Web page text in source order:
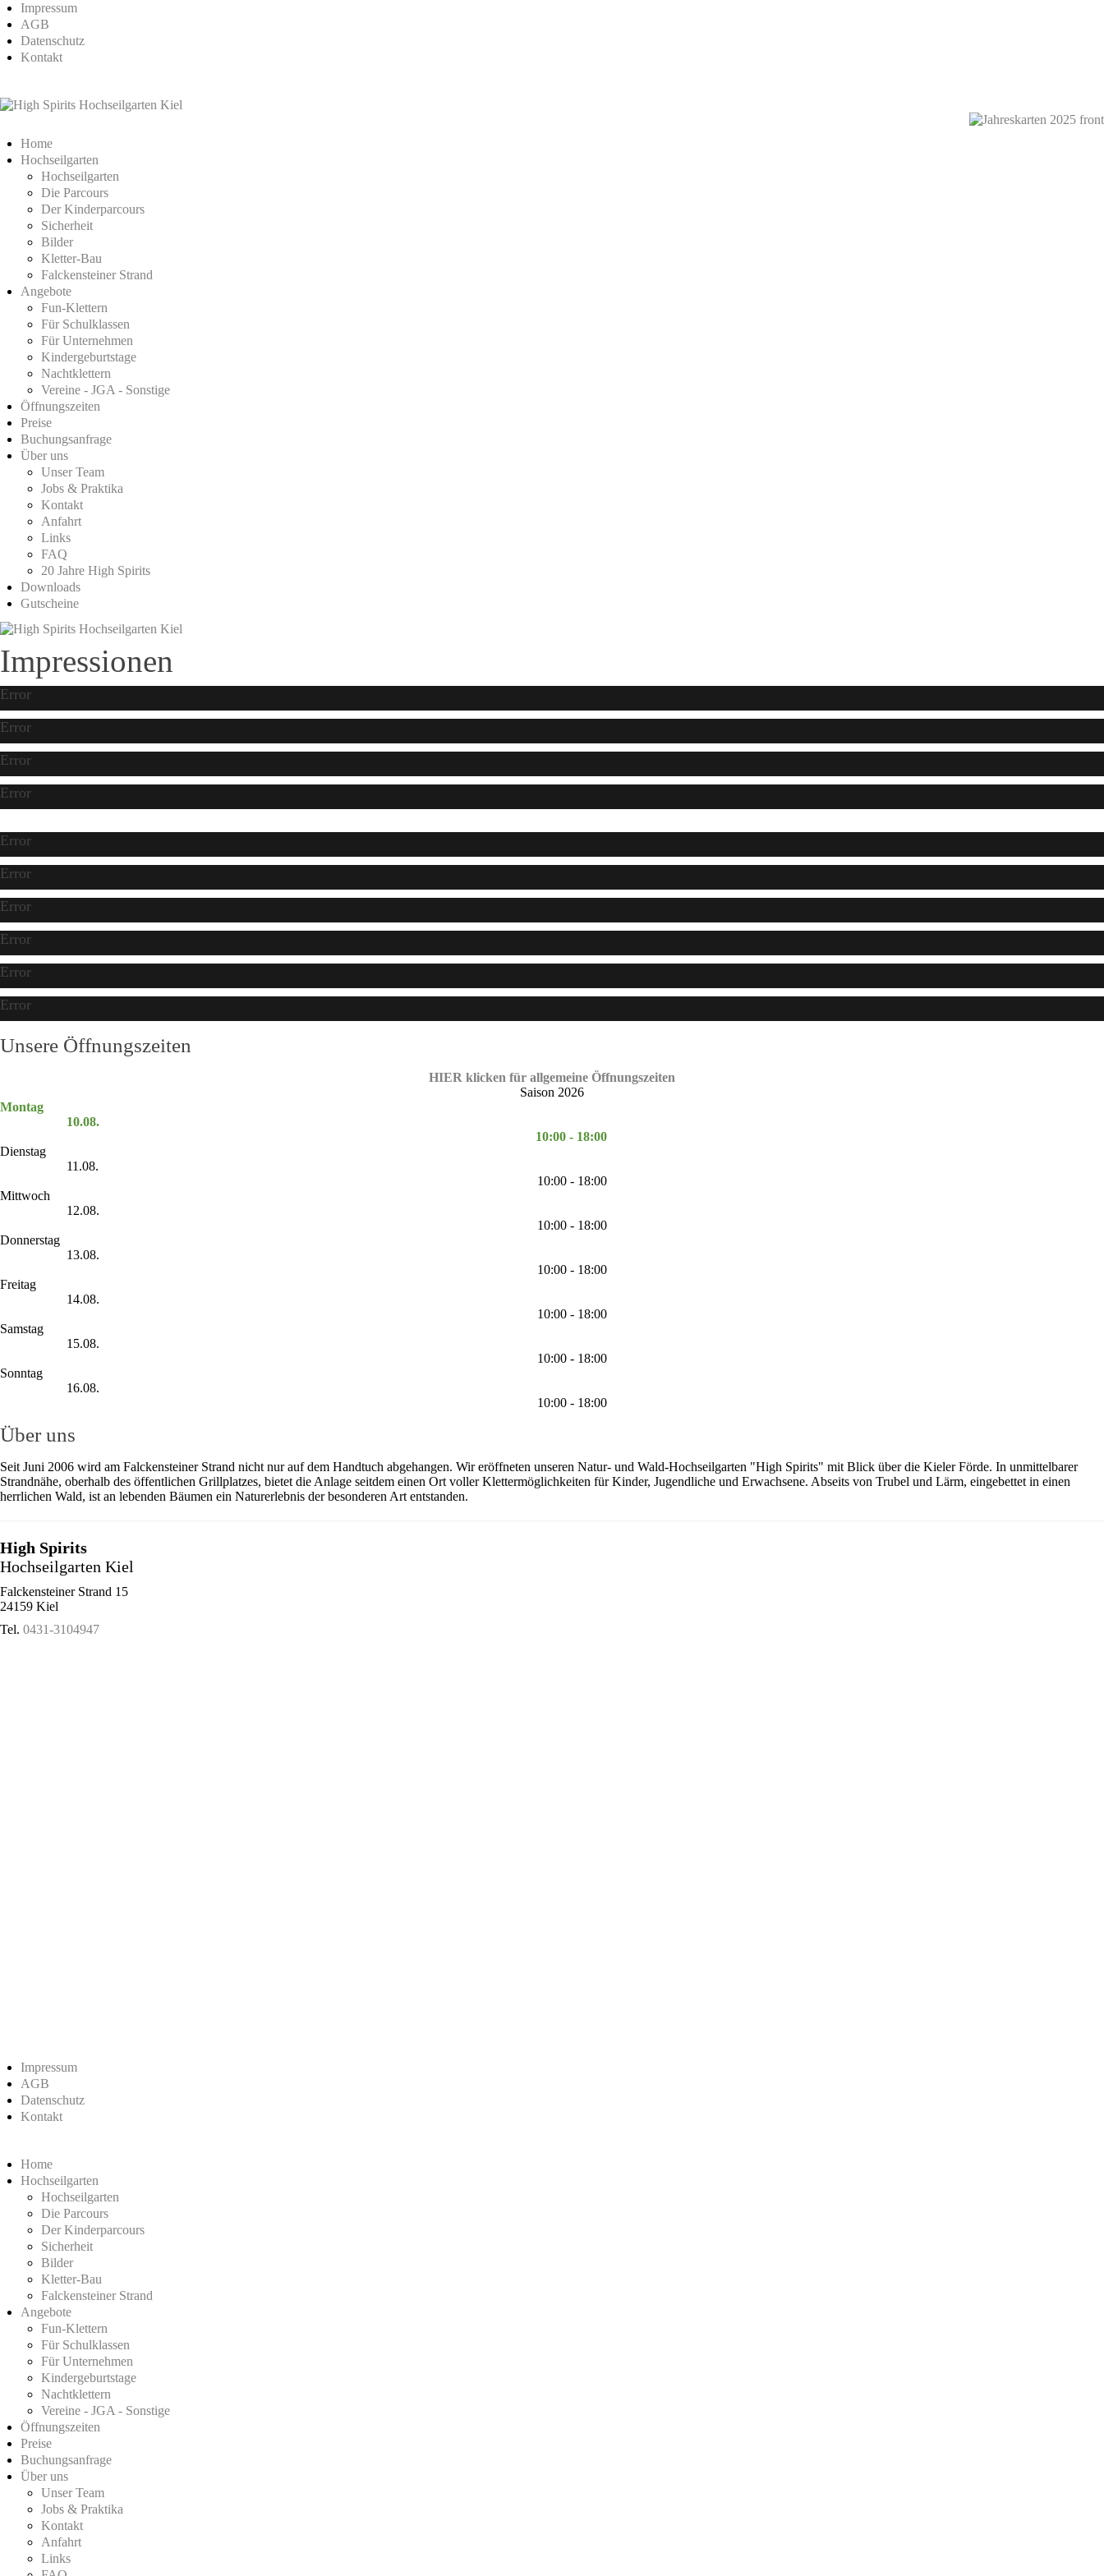
Impressum
AGB
Datenschutz
Kontakt
Home
Hochseilgarten
Hochseilgarten
Die Parcours
Der Kinderparcours
Sicherheit
Bilder
Kletter-Bau
Falckensteiner Strand
Angebote
Fun-Klettern
Für Schulklassen
Für Unternehmen
Kindergeburtstage
Nachtklettern
Vereine - JGA - Sonstige
Öffnungszeiten
Preise
Buchungsanfrage
Über uns
Unser Team
Jobs & Praktika
Kontakt
Anfahrt
Links
FAQ
20 Jahre High Spirits
Downloads
Gutscheine
Impressionen
Error
Error
Error
Error
Error
Error
Error
Error
Error
Error
Unsere Öffnungszeiten
HIER klicken für allgemeine Öffnungszeiten
Saison 2026
Montag
10.08.
10:00 - 18:00
Dienstag
11.08.
10:00 - 18:00
Mittwoch
12.08.
10:00 - 18:00
Donnerstag
13.08.
10:00 - 18:00
Freitag
14.08.
10:00 - 18:00
Samstag
15.08.
10:00 - 18:00
Sonntag
16.08.
10:00 - 18:00
Über uns
Seit Juni 2006 wird am Falckensteiner Strand nicht nur auf dem Handtuch abgehangen. Wir eröffneten unseren Natur- und Wald-Hochseilgarten "High Spirits" mit Blick über die Kieler Förde. In unmittelbarer
Strandnähe, oberhalb des öffentlichen Grillplatzes, bietet die Anlage seitdem einen Ort voller Klettermöglichkeiten für Kinder, Jugendliche und Erwachsene. Abseits von Trubel und Lärm, eingebettet in einen
herrlichen Wald, ist an lebenden Bäumen ein Naturerlebnis der besonderen Art entstanden.
High Spirits
Hochseilgarten Kiel
Falckensteiner Strand 15
24159 Kiel
Tel. 0431-3104947
Impressum
AGB
Datenschutz
Kontakt
Home
Hochseilgarten
Hochseilgarten
Die Parcours
Der Kinderparcours
Sicherheit
Bilder
Kletter-Bau
Falckensteiner Strand
Angebote
Fun-Klettern
Für Schulklassen
Für Unternehmen
Kindergeburtstage
Nachtklettern
Vereine - JGA - Sonstige
Öffnungszeiten
Preise
Buchungsanfrage
Über uns
Unser Team
Jobs & Praktika
Kontakt
Anfahrt
Links